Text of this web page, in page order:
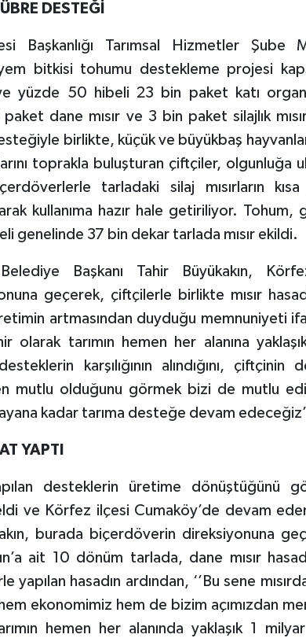
DESTEĞİ
Başkanlığı Tarımsal Hizmetler Şube
bitkisi tohumu destekleme projesi
yüzde 50 hibeli 23 bin paket katı
dane mısır ve 3 bin paket silajlık
birlikte, küçük ve büyükbaş
toprakla buluşturan çiftçiler, olgunluğa
tarladaki silaj mısırların
kullanıma hazır hale getiriliyor.
genelinde 37 bin dekar tarlada mısır ekildi.
Başkanı Tahir Büyükakın,
geçerek, çiftçilerle birlikte mısır
artmasından duyduğu memnuniyeti
olarak tarımın hemen her alanına
karşılığının alındığını, çiftçinin
mutlu olduğunu görmek bizi de mutlu
kadar tarıma desteğe devam
YAPTI
desteklerin üretime dönüştüğünü
ve Körfez ilçesi Cumaköy’de devam eden
burada biçerdöverin direksiyonuna
ait 10 dönüm tarlada, dane mısır
yapılan hasadın ardından, ‘’Bu sene
ekonomimiz hem de bizim açımızdan
hemen her alanında yaklaşık 1